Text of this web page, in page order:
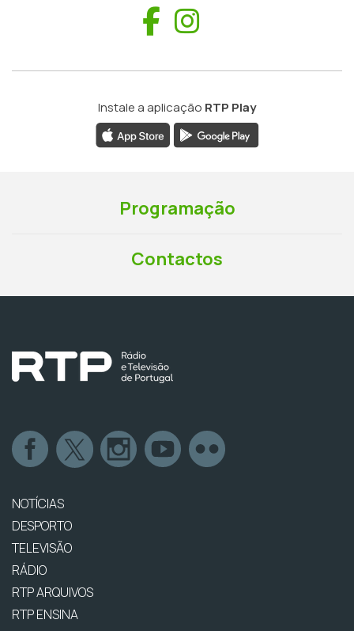
Facebook
Instale a aplicação RTP Play
Programação
Contactos
NOTÍCIAS
DESPORTO
TELEVISÃO
RÁDIO
RTP ARQUIVOS
RTP ENSINA